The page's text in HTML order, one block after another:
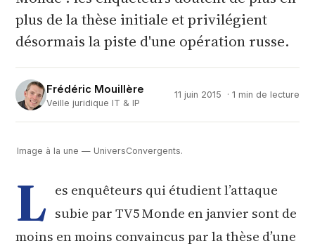
plus de la thèse initiale et privilégient
désormais la piste d'une opération russe.
Frédéric Mouillère
Veille juridique IT & IP
11 juin 2015 · 1 min de lecture
Image à la une — UniversConvergents.
L es enquêteurs qui étudient l’attaque
subie par TV5 Monde en janvier sont de
moins en moins convaincus par la thèse d’une